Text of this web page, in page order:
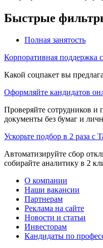
Быстрые
Полная занятость
Корпоративная поддержка
Какой соцпакет вы
Оформляйте кандидатов
Проверяйте сотрудников и
документы без бумаг и
Ускорьте подбор в 2 раза с
Автоматизируйте сбор
собирайте аналитику в 2
О компании
Наши вакансии
Партнерам
Реклама на сайте
Новости и статьи
Инвесторам
Кандидаты по